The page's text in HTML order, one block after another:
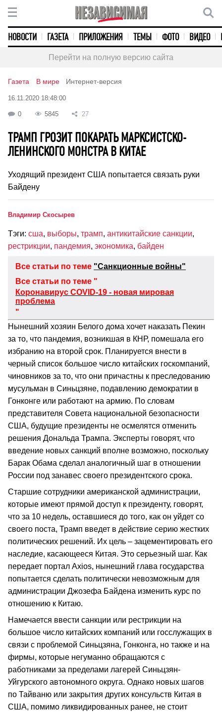
НОВОСТИ ГАЗЕТА ПРИЛОЖЕНИЯ ТЕМЫ ФОТО ВИДЕО
Перейти на полную версию сайта
Газета В мире Интернет-версия
16.11.2020 18:48:00
0 5845 27
ТРАМП ГРОЗИТ ПОКАРАТЬ МАРКСИСТСКО-
ЛЕНИНСКОГО МОНСТРА В КИТАЕ
Уходящий президент США попытается связать руки
Байдену
Владимир Скосырев
Тэги: сша, выборы, трамп, антикитайские санкции,
рестрикции, пандемия, экономика, байден
Все статьи по теме "Санкционные войны"
Все статьи по теме "
Коронавирус COVID-19 - новая мировая
проблема
"
Нынешний хозяин Белого дома хочет наказать Пекин
за то, что пандемия, возникшая в КНР, помешала его
избранию на второй срок. Планируется внести в
черный список большое число китайских госкомпаний,
чиновников за то, что они причастны к преследованию
мусульман в Синьцзяне, подавлению демократии в
Гонконге или работают на армию. По словам
представителя Совета национальной безопасности
США, будущие президенты не осмелятся отменить
решения Дональда Трампа. Эксперты говорят, что
введение новых санкций вполне возможно, поскольку
Барак Обама сделал аналогичный шаг в отношении
России под занавес своего президентского срока.
Старшие сотрудники американской администрации,
которые имеют прямой доступ к президенту, говорят,
что за 10 недель, оставшиеся до того, как он уйдет со
своего поста, Трамп введет в действие серию жестких
политических решений. Их цель – зацементировать его
наследие, касающееся Китая. Это серьезный шаг. Как
передает портал Axios, нынешний глава государства
попытается сделать политически невозможным для
администрации Джозефа Байдена изменить курс по
отношению к Китаю.
Намечается ввести санкции или рестрикции на
большое число китайских компаний или госслужащих в
связи с проблемой Синьцзяна, Гонконга, но также и на
фирмы, которые негуманно обращаются с
работниками за пределами лагерей Синьцзян-
Уйгурского автономного округа. Однако новых шагов
по Тайваню или закрытия других консульств Китая в
США, помимо ликвидированных ранее, не стоит